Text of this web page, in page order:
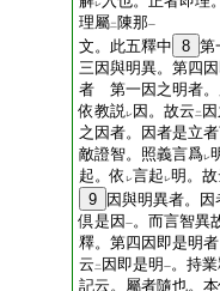
レ
理屬二 陳那一
文。此五釋中 8 第
三因與明異。第四
者 第一因之明者。
依教説レ 因。故云 二
之因者。因者是立
敵證智。照義言爲レ
起。依 レ言起 レ明。
9
因與明異者。
倶是因 一。而言智異
釋。第四因即是明
云 二 因即是明 一。持
記云。屬者隨也。